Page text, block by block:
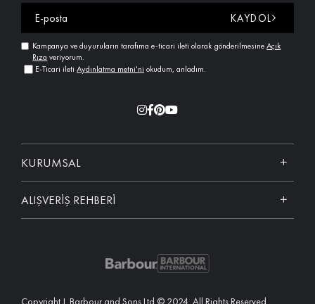
KAYDOL
Kampanya ve duyuruların tarafıma e-ticari ileti olarak gönderilmesineAçık
Rıza veriyorum.
E-Ticari ileti Aydınlatma metni'ni okudum, anladım.
KURUMSAL
ALIŞVERİŞ REHBERİ
Copyright J. Barbour and Sons Ltd © 2024. All Rights Reserved.